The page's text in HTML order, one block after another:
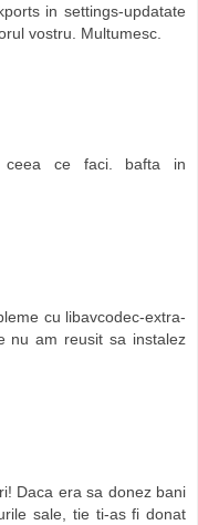
in settings-updatate
vostru. Multumesc.
ceea ce faci. bafta in
cu libavcodec-extra-
nu am reusit sa instalez
Daca era sa donez bani
sale, tie ti-as fi donat